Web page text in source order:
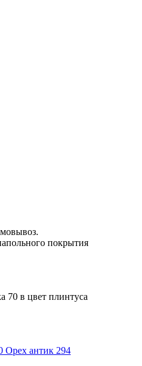
покрытия
70 в цвет плинтуса